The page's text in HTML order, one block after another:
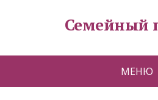
Семейный
МЕНЮ